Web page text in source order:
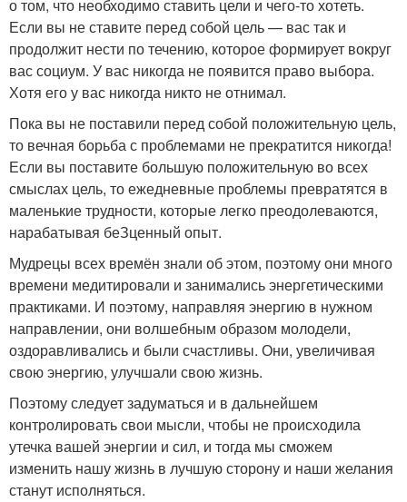
о том, что необходимо ставить цели и чего-то хотеть.
Если вы не ставите перед собой цель — вас так и
продолжит нести по течению, которое формирует вокруг
вас социум. У вас никогда не появится право выбора.
Хотя его у вас никогда никто не отнимал.
Пока вы не поставили перед собой положительную цель,
то вечная борьба с проблемами не прекратится никогда!
Если вы поставите большую положительную во всех
смыслах цель, то ежедневные проблемы превратятся в
маленькие трудности, которые легко преодолеваются,
нарабатывая беЗценный опыт.
Мудрецы всех времён знали об этом, поэтому они много
времени медитировали и занимались энергетическими
практиками. И поэтому, направляя энергию в нужном
направлении, они волшебным образом молодели,
оздоравливались и были счастливы. Они, увеличивая
свою энергию, улучшали свою жизнь.
Поэтому следует задуматься и в дальнейшем
контролировать свои мысли, чтобы не происходила
утечка вашей энергии и сил, и тогда мы сможем
изменить нашу жизнь в лучшую сторону и наши желания
станут исполняться.